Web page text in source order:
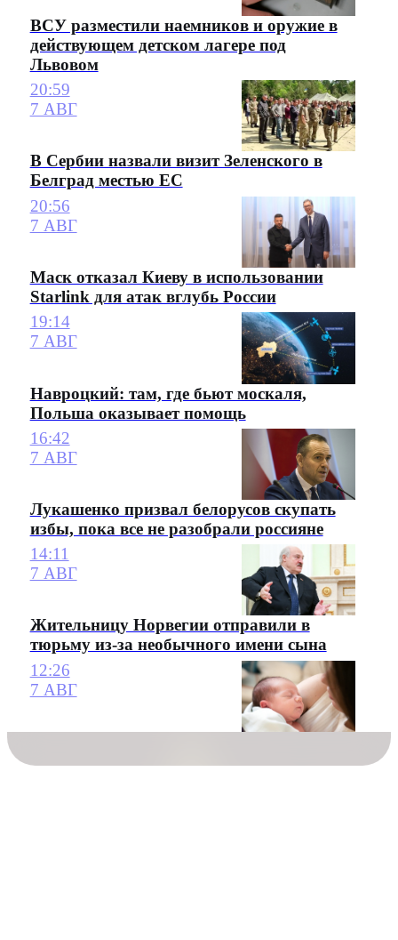
ВСУ разместили наемников и оружие в
действующем детском лагере под
Львовом
20:59
7 АВГ
В Сербии назвали визит Зеленского в
Белград местью ЕС
20:56
7 АВГ
Маск отказал Киеву в использовании
Starlink для атак вглубь России
19:14
7 АВГ
Навроцкий: там, где бьют москаля,
Польша оказывает помощь
16:42
7 АВГ
Лукашенко призвал белорусов скупать
избы, пока все не разобрали россияне
14:11
7 АВГ
Жительницу Норвегии отправили в
тюрьму из-за необычного имени сына
12:26
7 АВГ